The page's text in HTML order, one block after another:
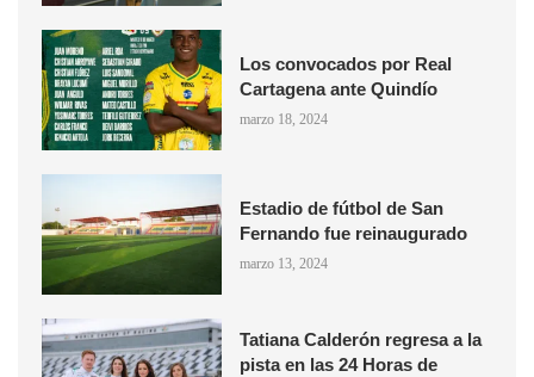
Los convocados por Real
Cartagena ante Quindío
marzo 18, 2024
Estadio de fútbol de San
Fernando fue reinaugurado
marzo 13, 2024
Tatiana Calderón regresa a la
pista en las 24 Horas de